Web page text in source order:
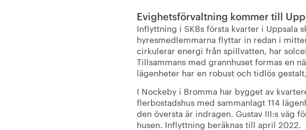
Evighetsförvaltning kommer till
Inflyttning i SKBs första kvarter i Uppsala
hyresmedlemmarna flyttar in redan i
cirkulerar energi från spillvatten, har
Tillsammans med grannhuset formas en
lägenheter har en robust och tidlös
I Nockeby i Bromma har bygget av
flerbostadshus med sammanlagt 114
den översta är indragen. Gustav III:s väg
husen. Inflyttning beräknas till april 2022.